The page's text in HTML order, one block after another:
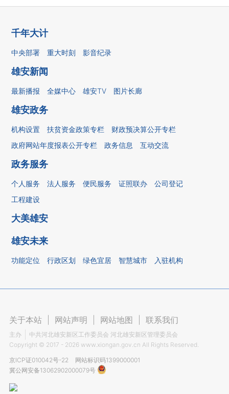
千年大计
中央部署 重大时刻 影音纪录
雄安新闻
最新播报 全媒中心 雄安TV 图片长廊
雄安政务
机构设置 扶贫资金政策专栏
财政预决算公开专栏
政府网站年度报表公开专栏
政务信息 互动交流
政务服务
个人服务 法人服务 便民服务 证照联办
公司登记
工程建设
大美雄安
雄安未来
功能定位 行政区划 绿色宜居 智慧城市 入驻机构
关于本站 网站声明 网站地图 联系我们
主办
中共河北雄安新区工作委员会 河北雄安新区管理委员会
Copyright © 2017 - 2026 www.xiongan.gov.cn All Rights Reserved.
京ICP证010042号-22
网站标识码1399000001
冀公网安备13062902000079号